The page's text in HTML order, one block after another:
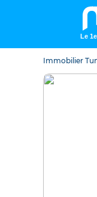
Le
Immobilier